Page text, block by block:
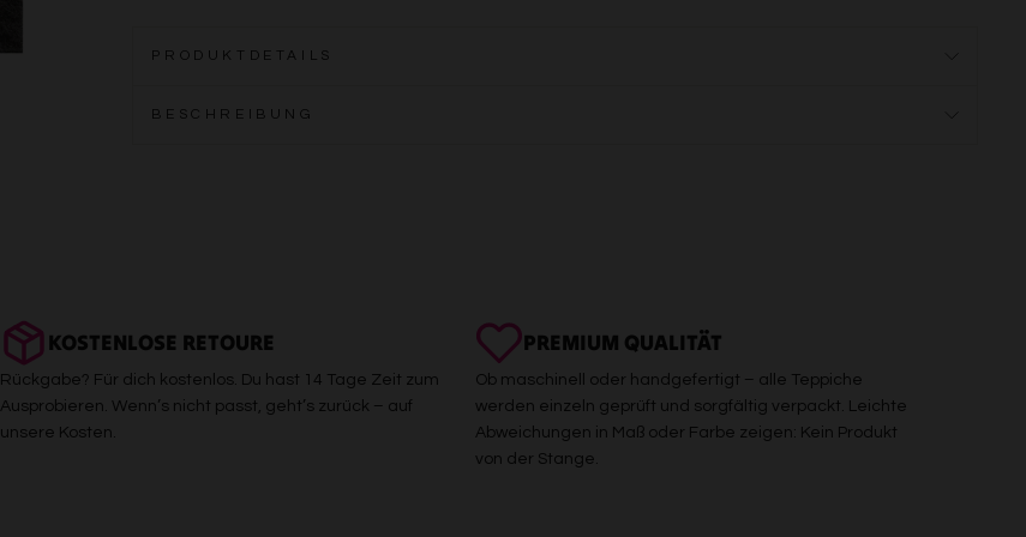
PRODUKTDETAILS
BESCHREIBUNG
KOSTENLOSE RETOURE
Rückgabe? Für dich kostenlos. Du hast 14 Tage Zeit zum
Ausprobieren. Wenn’s nicht passt, geht’s zurück – auf
unsere Kosten.
PREMIUM QUALITÄT
Ob maschinell oder handgefertigt – alle Teppiche
werden einzeln geprüft und sorgfältig verpackt. Leichte
Abweichungen in Maß oder Farbe zeigen: Kein Produkt
von der Stange.